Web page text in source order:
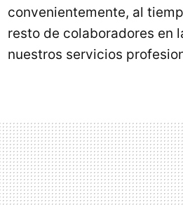
convenientemente, al
resto de colaboradores en
nuestros servicios